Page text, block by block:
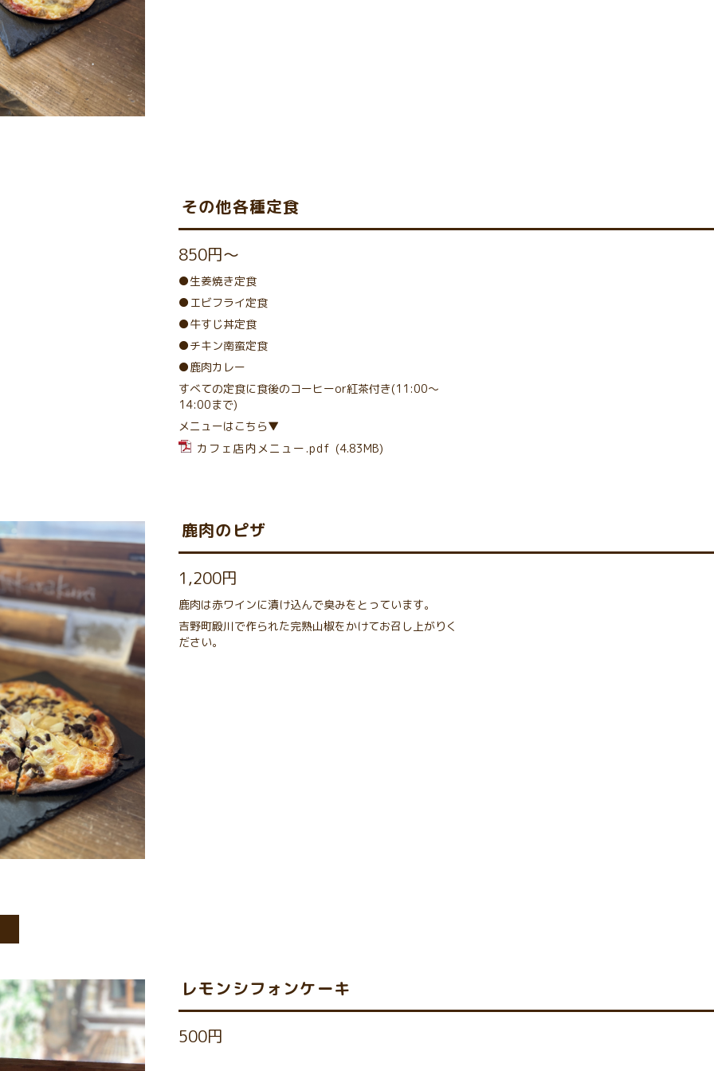
その他各種定食
850円～
●生姜焼き定食
●エビフライ定食
●牛すじ丼定食
●チキン南蛮定食
●鹿肉カレー
すべての定食に食後のコーヒーor紅茶付き(11:00〜
14:00まで)
メニューはこちら▼
カフェ店内メニュー.pdf (4.83MB)
鹿肉のピザ
1,200円
鹿肉は赤ワインに漬け込んで臭みをとっています。
吉野町殿川で作られた完熟山椒をかけてお召し上がりく
ださい。
レモンシフォンケーキ
500円